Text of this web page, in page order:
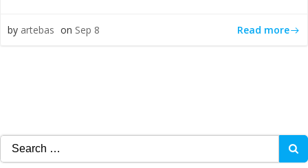
by artebas on Sep 8 Read more
Search
for: